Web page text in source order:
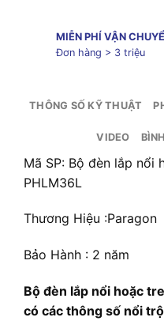
MIỄN PHÍ VẬN
Đơn hàng > 3 triệu
THÔNG SỐ KỸ THUẬT
VIDEO
Mã SP: Bộ đèn lắp nổi
PHLM36L
Thương Hiệu :Paragon
Bảo Hành : 2 năm
Bộ đèn lắp nổi hoặc
có các thông số nổi